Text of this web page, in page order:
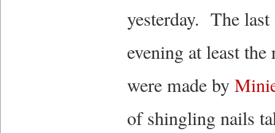
yesterday. The last
evening at least
were made by
of shingling nails